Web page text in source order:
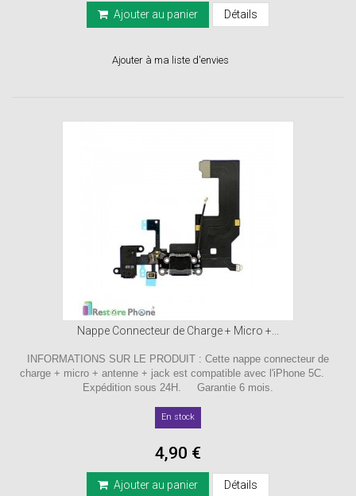
Ajouter au panier Détails
Ajouter à ma liste d'envies
Nappe Connecteur de Charge + Micro +...
INFORMATIONS SUR LE PRODUIT : Cette nappe connecteur de
charge + micro + antenne + jack est compatible avec l'iPhone 5C.
Expédition sous 24H. Garantie 6 mois.
En stock
4,90 €
Ajouter au panier Détails